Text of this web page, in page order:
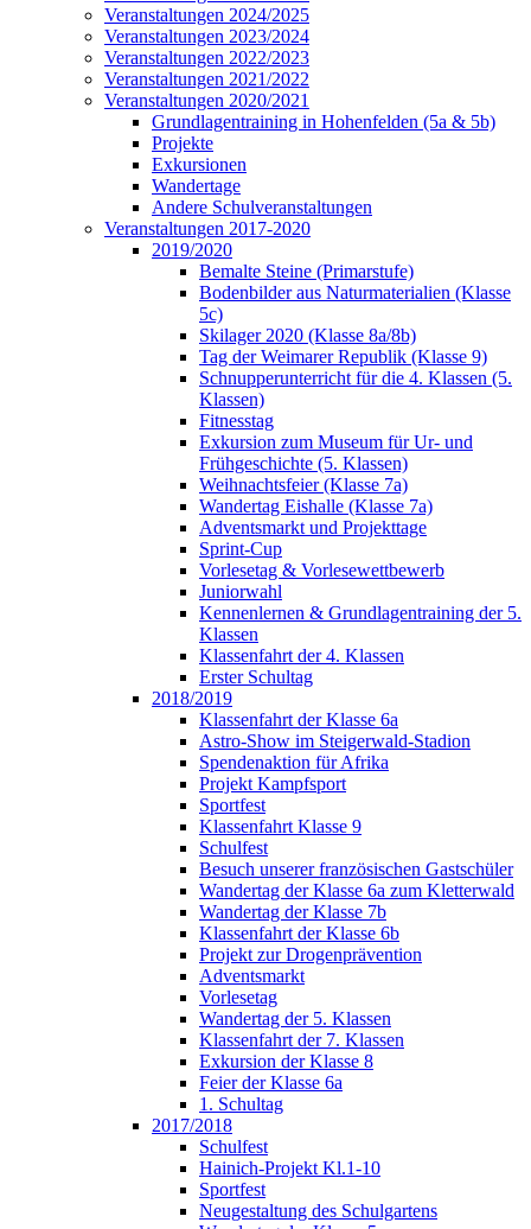
Veranstaltungen 2024/2025
Veranstaltungen 2023/2024
Veranstaltungen 2022/2023
Veranstaltungen 2021/2022
Veranstaltungen 2020/2021
Grundlagentraining in Hohenfelden (5a & 5b)
Projekte
Exkursionen
Wandertage
Andere Schulveranstaltungen
Veranstaltungen 2017-2020
2019/2020
Bemalte Steine (Primarstufe)
Bodenbilder aus Naturmaterialien (Klasse
5c)
Skilager 2020 (Klasse 8a/8b)
Tag der Weimarer Republik (Klasse 9)
Schnupperunterricht für die 4. Klassen (5.
Klassen)
Fitnesstag
Exkursion zum Museum für Ur- und
Frühgeschichte (5. Klassen)
Weihnachtsfeier (Klasse 7a)
Wandertag Eishalle (Klasse 7a)
Adventsmarkt und Projekttage
Sprint-Cup
Vorlesetag & Vorlesewettbewerb
Juniorwahl
Kennenlernen & Grundlagentraining der 5.
Klassen
Klassenfahrt der 4. Klassen
Erster Schultag
2018/2019
Klassenfahrt der Klasse 6a
Astro-Show im Steigerwald-Stadion
Spendenaktion für Afrika
Projekt Kampfsport
Sportfest
Klassenfahrt Klasse 9
Schulfest
Besuch unserer französischen Gastschüler
Wandertag der Klasse 6a zum Kletterwald
Wandertag der Klasse 7b
Klassenfahrt der Klasse 6b
Projekt zur Drogenprävention
Adventsmarkt
Vorlesetag
Wandertag der 5. Klassen
Klassenfahrt der 7. Klassen
Exkursion der Klasse 8
Feier der Klasse 6a
1. Schultag
2017/2018
Schulfest
Hainich-Projekt Kl.1-10
Sportfest
Neugestaltung des Schulgartens